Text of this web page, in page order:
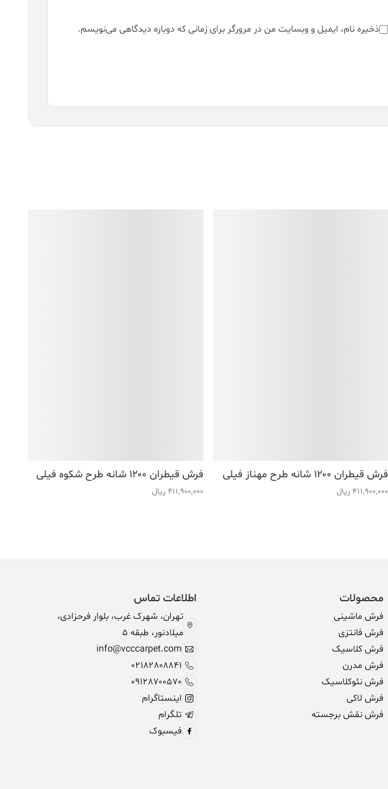
ذخیره نام، ایمیل و وبسایت من در مرورگر برای زمانی که دوباره دیدگاهی می‌نویسم.
فرش قیطران ۱۲۰۰ شانه طرح مهناز فیلی
411,900,000 ریال
فرش قیطران ۱۲۰۰ شانه طرح شکوه فیلی
411,900,000 ریال
محصولات
فرش ماشینی
فرش فانتزی
فرش کلاسیک
فرش مدرن
فرش نئوکلاسیک
فرش لاکی
فرش نقش برجسته
اطلاعات تماس
تهران، شهرک غرب، بلوار فرحزادی،
میلادنور، طبقه 5
info@vcccarpet.com
02182808841
09128700570
اینستاگرام
تلگرام
فیسبوک